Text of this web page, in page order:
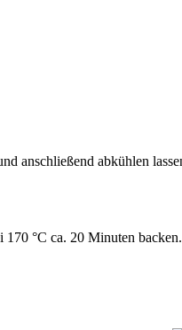
anschließend abkühlen
°C ca. 20 Minuten